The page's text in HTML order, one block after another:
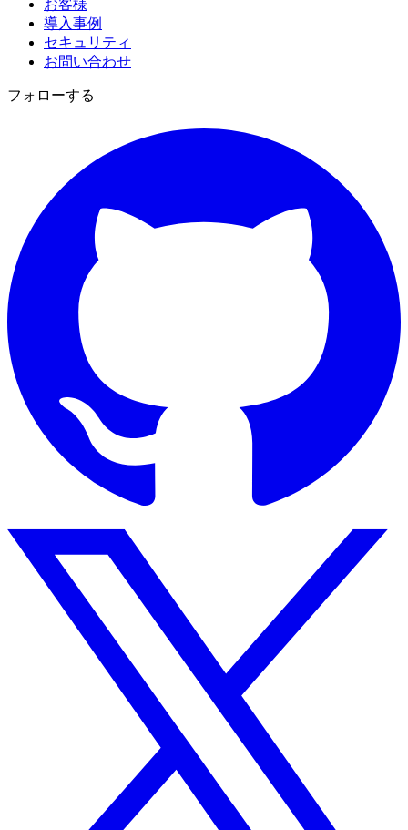
お客様
導入事例
セキュリティ
お問い合わせ
フォローする